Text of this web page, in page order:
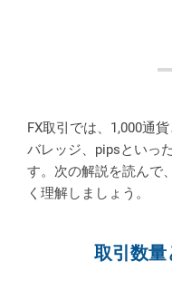
FX取引では、1,000通
バレッジ、pipsといっ
す。次の解説を読んで
く理解しましょう。
取引数量